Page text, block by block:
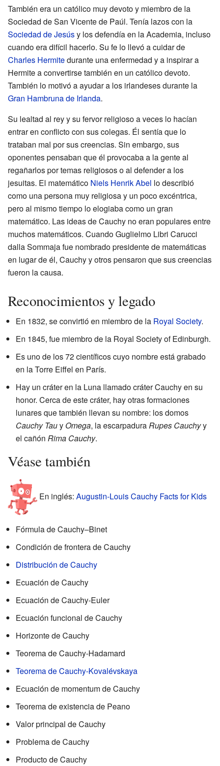
También era un católico muy devoto y miembro de la
Sociedad de San Vicente de Paúl. Tenía lazos con la
Sociedad de Jesúsy los defendía en la Academia, incluso
cuando era difícil hacerlo. Su fe lo llevó a cuidar de
Charles Hermitedurante una enfermedad y a inspirar a
Hermite a convertirse también en un católico devoto.
También lo motivó a ayudar a los irlandeses durante la
Gran Hambruna de Irlanda.
Su lealtad al rey y su fervor religioso a veces lo hacían
entrar en conflicto con sus colegas. Él sentía que lo
trataban mal por sus creencias. Sin embargo, sus
oponentes pensaban que él provocaba a la gente al
regañarlos por temas religiosos o al defender a los
jesuitas. El matemático Niels Henrik Abel lo describió
como una persona muy religiosa y un poco excéntrica,
pero al mismo tiempo lo elogiaba como un gran
matemático. Las ideas de Cauchy no eran populares entre
muchos matemáticos. Cuando Guglielmo Libri Carucci
dalla Sommaja fue nombrado presidente de matemáticas
en lugar de él, Cauchy y otros pensaron que sus creencias
fueron la causa.
Reconocimientos y legado
En 1832, se convirtió en miembro de la Royal Society.
En 1845, fue miembro de la Royal Society of Edinburgh.
Es uno de los 72 científicos cuyo nombre está grabado
en la Torre Eiffel en París.
Hay un cráter en la Luna llamado cráter Cauchy en su
honor. Cerca de este cráter, hay otras formaciones
lunares que también llevan su nombre: los domos
Cauchy Tauy Omega, la escarpaduraRupes Cauchyy
el cañón Rima Cauchy.
Véase también
En inglés: Augustin-Louis Cauchy Facts for Kids
Fórmula de Cauchy–Binet
Condición de frontera de Cauchy
Distribución de Cauchy
Ecuación de Cauchy
Ecuación de Cauchy-Euler
Ecuación funcional de Cauchy
Horizonte de Cauchy
Teorema de Cauchy-Hadamard
Teorema de Cauchy-Kovalévskaya
Ecuación de momentum de Cauchy
Teorema de existencia de Peano
Valor principal de Cauchy
Problema de Cauchy
Producto de Cauchy